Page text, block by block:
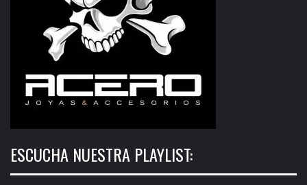
ESCUCHA NUESTRA PLAYLIST: